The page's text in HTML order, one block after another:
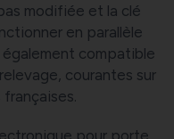
modifiée et la clé
en parallèle
également compatible
courantes sur